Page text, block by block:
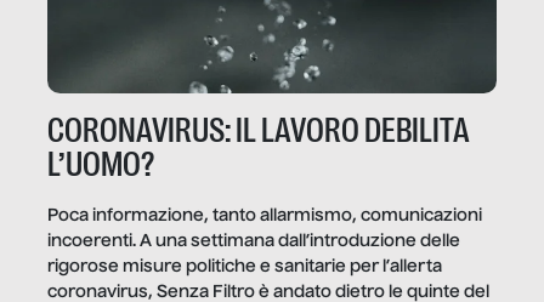
CORONAVIRUS: IL LAVORO DEBILITA
L’UOMO?
Poca informazione, tanto allarmismo, comunicazioni
incoerenti. A una settimana dall’introduzione delle
rigorose misure politiche e sanitarie per l’allerta
coronavirus, Senza Filtro è andato dietro le quinte del